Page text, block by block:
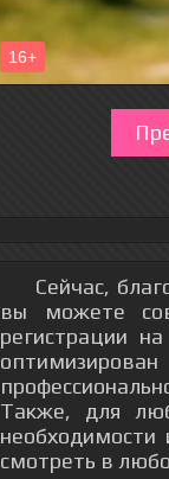
Сейчас,
вы можете
регистрации
Также, для
смотреть в